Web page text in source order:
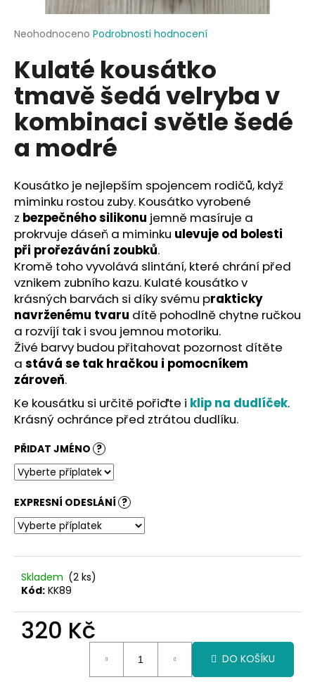
Průměrné
produktu
je
0,0
z
5
hvězdiček.
Neohodnoceno Podrobnosti hodnocení
Kulaté kousátko
tmavě šedá velryba v
kombinaci světle šedé
a modré
Kousátko je nejlepším spojencem rodičů, když
miminku rostou zuby. Kousátko vyrobené
z bezpečného silikonu jemně masíruje a
prokrvuje dáseň a miminku ulevuje od bolesti
při prořezávání zoubků.
Kromě toho vyvolává slintání, které chrání před
vznikem zubního kazu. Kulaté kousátko v
krásných barvách si díky svému prakticky
navrženému tvaru dítě pohodlně chytne ručkou
a rozvíjí tak i svou jemnou motoriku.
Živé barvy budou přitahovat pozornost dítěte
a stává se tak hračkou i pomocníkem
zároveň.
Ke kousátku si určitě pořiďte i klip na dudlíček.
Krásný ochránce před ztrátou dudlíku.
PŘIDAT JMÉNO ?
EXPRESNÍ ODESLÁNÍ ?
Skladem (2 ks)
Kód: KK89
320 Kč
DO KOŠÍKU
j
t
?
D
o
p
o
r
u
č
u
j
e
m
e